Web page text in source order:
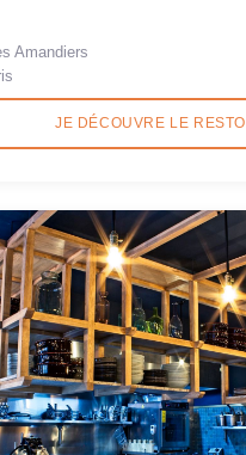
Amandiers
JE DÉCOUVRE LE RESTO